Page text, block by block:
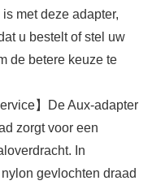
met deze adapter,
u bestelt of stel uw
de betere keuze te
】De Aux-adapter
zorgt voor een
In
gevlochten draad